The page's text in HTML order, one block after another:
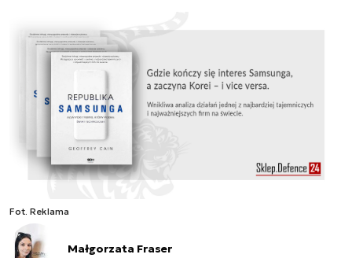
Fot. Reklama
Małgorzata Fraser